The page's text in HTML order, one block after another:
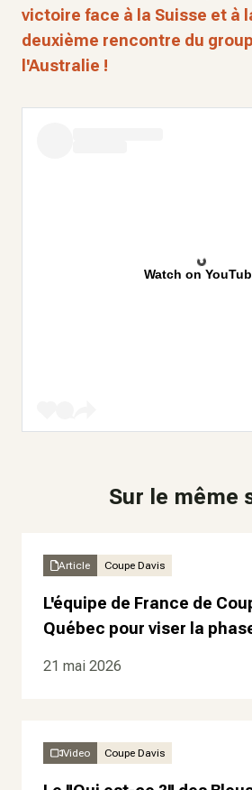
victoire face à la Suisse et à
deuxième rencontre du
l'Australie !
Watch on
Sur le même
Article Coupe Davis
L'équipe de France de
Québec pour viser la
21 mai 2026
Video Coupe Davis